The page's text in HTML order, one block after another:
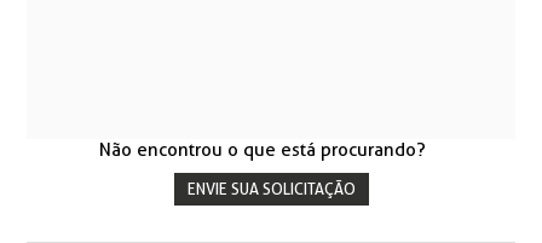
Não encontrou o que está procurando?
ENVIE SUA SOLICITAÇÃO